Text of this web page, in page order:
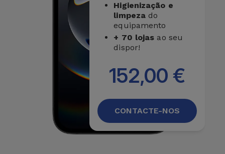
Higienização e
limpeza do
equipamento
+ 70 lojas ao seu
dispor!
152,00 €
CONTACTE-NOS